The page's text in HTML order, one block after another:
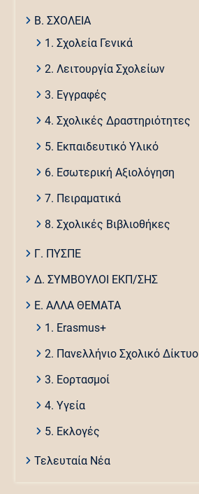
Β. ΣΧΟΛΕΙΑ
1. Σχολεία Γενικά
2. Λειτουργία Σχολείων
3. Εγγραφές
4. Σχολικές Δραστηριότητες
5. Εκπαιδευτικό Υλικό
6. Εσωτερική Αξιολόγηση
7. Πειραματικά
8. Σχολικές Βιβλιοθήκες
Γ. ΠΥΣΠΕ
Δ. ΣΥΜΒΟΥΛΟΙ ΕΚΠ/ΣΗΣ
Ε. ΑΛΛΑ ΘΕΜΑΤΑ
1. Erasmus+
2. Πανελλήνιο Σχολικό Δίκτυο
3. Εορτασμοί
4. Υγεία
5. Εκλογές
Τελευταία Νέα